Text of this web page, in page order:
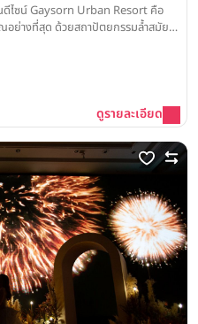
ดีไซน์ Gaysorn Urban Resort คือ
ย่างที่สุด ด้วยสถาปัตยกรรมล้ำสมัย
คุณให้กลายเป็นอีเวนต์สุดพิเศษ
ดูรายละเอียด